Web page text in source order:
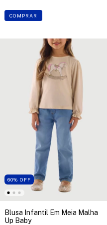
COMPRAR
60% OFF
Blusa Infantil Em Meia Malha
Up Baby